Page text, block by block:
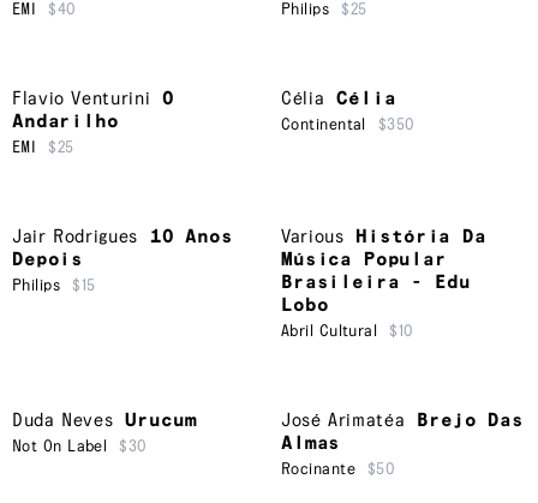
EMI $40 Philips $25
Flavio Venturini
O
Andarilho
EMI $25
Célia Célia
Continental $350
Jair Rodrigues
10 Anos
Depois
Philips $15
Various
História Da
Música Popular
Brasileira - Edu
Lobo
Abril Cultural $10
Duda Neves Urucum
Not On Label $30
José Arimatéa
Brejo Das
Almas
Rocinante $50